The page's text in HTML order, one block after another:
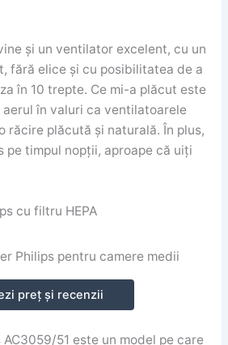
și un ventilator excelent, cu un
fără elice și cu posibilitatea de a
în 10 trepte. Ce mi-a plăcut este
în valuri ca ventilatoarele
răcire plăcută și naturală. În plus,
pe timpul nopții, aproape că uiți
cu filtru HEPA
preț și recenzii
51 este un model pe care